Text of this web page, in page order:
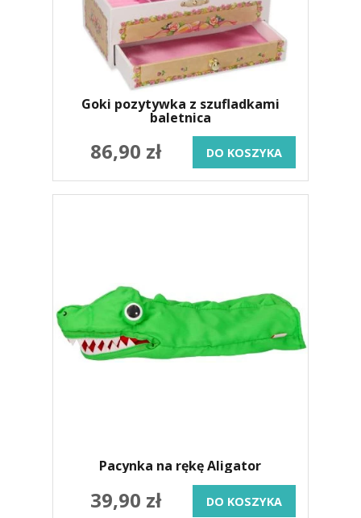
Goki pozytywka z szufladkami
baletnica
86,90 zł DO KOSZYKA
Pacynka na rękę Aligator
39,90 zł DO KOSZYKA